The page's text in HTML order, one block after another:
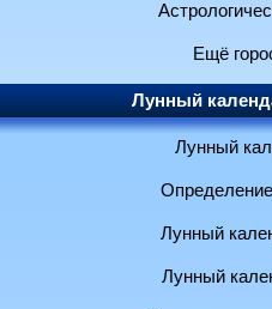
Ещё
Лунный
Лунный
Лунный
Лунный